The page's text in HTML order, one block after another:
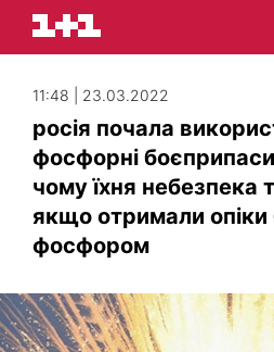
11:48 | 23.03.2022
росія почала
фосфорні боєприпаси
чому їхня небезпека
якщо отримали опіки
фосфором